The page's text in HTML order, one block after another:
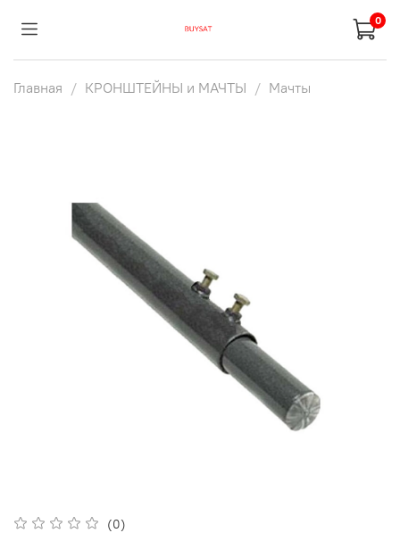
0
Главная КРОНШТЕЙНЫ и МАЧТЫ Мачты
(0)